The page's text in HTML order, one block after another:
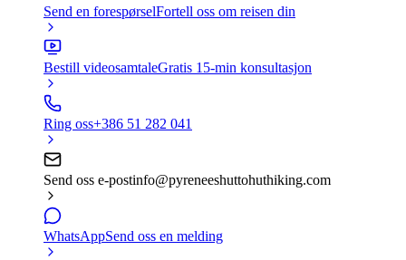
Send en forespørselFortell oss om reisen din
Bestill videosamtaleGratis 15-min konsultasjon
Ring oss+386 51 282 041
Send oss e-postinfo@pyreneeshuttohuthiking.com
WhatsAppSend oss en melding